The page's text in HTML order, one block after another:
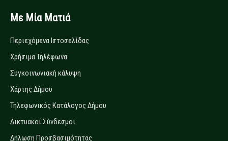
Με Μία Ματιά
Περιεχόμενα Ιστοσελίδας
Χρήσιμα Τηλέφωνα
Συγκοινωνιακή κάλυψη
Χάρτης Δήμου
Τηλεφωνικός Κατάλογος Δήμου
Δικτυακοί Σύνδεσμοι
Δήλωση Προσβασιμότητας